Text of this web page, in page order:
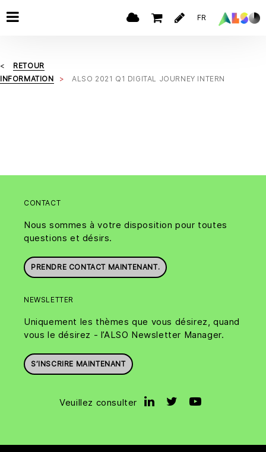
FR
RETOUR
INFORMATION
ALSO 2021 Q1 DIGITAL JOURNEY INTERN
CONTACT
Nous sommes à votre disposition pour toutes
questions et désirs.
PRENDRE CONTACT MAINTENANT.
NEWSLETTER
Uniquement les thèmes que vous désirez, quand
vous le désirez - l’ALSO Newsletter Manager.
S’INSCRIRE MAINTENANT
Veuillez consulter